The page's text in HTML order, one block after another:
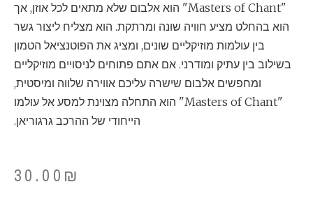
"Masters of Chant" הוא אלבום שלא מתאים לכל אוזן, אך
הוא בהחלט מציע חוויה שונה ומרתקת. הוא מצליח ליצור גשר
בין עולמות מוזיקליים שונים, ומציג את הפוטנציאל הטמון
בשילוב בין עתיק ומודרני. אם אתם פתוחים לניסויים מוזיקליים
ומחפשים אלבום שישרה עליכם אווירה שלווה ומיסטית,
"Masters of Chant" הוא התחלה מצוינת למסע אל עולמו
הייחודי של ההרכב גרגוריאן.
30.00 ₪